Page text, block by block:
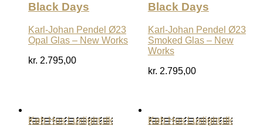
Black Days
Karl-Johan Pendel Ø23
Opal Glas – New Works
kr. 2.795,00
Black Days
Karl-Johan Pendel Ø23
Smoked Glas – New
Works
kr. 2.795,00
Køb Hos Luxlight.dk Køb Hos Luxlight.dk